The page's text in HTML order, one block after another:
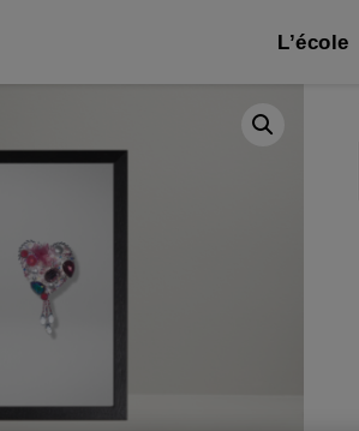
L’école